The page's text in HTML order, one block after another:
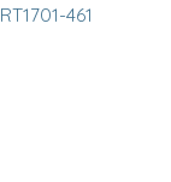
RT1701-461